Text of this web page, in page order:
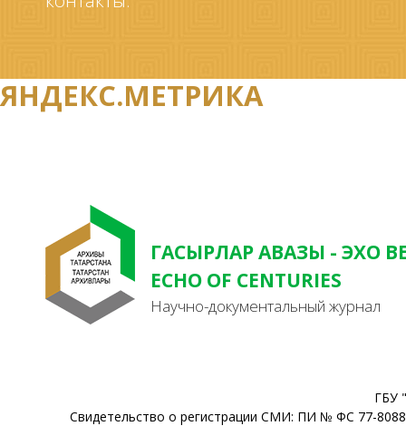
ЯНДЕКС.МЕТРИКА
ГАСЫРЛАР АВАЗЫ - ЭХО
ECHO OF CENTURIES
Научно-документальный журнал
ГБУ
Свидетельство о регистрации СМИ: ПИ № ФС 77-